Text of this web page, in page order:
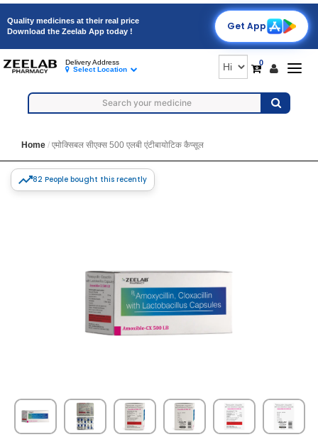
Quality medicines at their real price
Download the Zeelab App today !
Get App
0
Delivery Address
Select Location
Home एमोक्सिबल सीएक्स 500 एलबी एंटीबायोटिक कैप्सूल
82 People bought this recently